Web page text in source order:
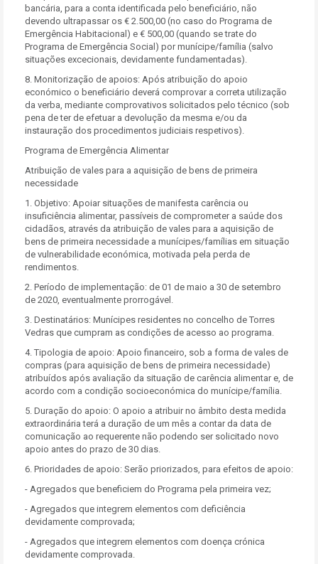
bancária, para a conta identificada pelo beneficiário, não
devendo ultrapassar os € 2.500,00 (no caso do Programa de
Emergência Habitacional) e € 500,00 (quando se trate do
Programa de Emergência Social) por munícipe/família (salvo
situações excecionais, devidamente fundamentadas).
8. Monitorização de apoios: Após atribuição do apoio
económico o beneficiário deverá comprovar a correta utilização
da verba, mediante comprovativos solicitados pelo técnico (sob
pena de ter de efetuar a devolução da mesma e/ou da
instauração dos procedimentos judiciais respetivos).
Programa de Emergência Alimentar
Atribuição de vales para a aquisição de bens de primeira
necessidade
1. Objetivo: Apoiar situações de manifesta carência ou
insuficiência alimentar, passíveis de comprometer a saúde dos
cidadãos, através da atribuição de vales para a aquisição de
bens de primeira necessidade a munícipes/famílias em situação
de vulnerabilidade económica, motivada pela perda de
rendimentos.
2. Período de implementação: de 01 de maio a 30 de setembro
de 2020, eventualmente prorrogável.
3. Destinatários: Munícipes residentes no concelho de Torres
Vedras que cumpram as condições de acesso ao programa.
4. Tipologia de apoio: Apoio financeiro, sob a forma de vales de
compras (para aquisição de bens de primeira necessidade)
atribuídos após avaliação da situação de carência alimentar e, de
acordo com a condição socioeconómica do munícipe/família.
5. Duração do apoio: O apoio a atribuir no âmbito desta medida
extraordinária terá a duração de um mês a contar da data de
comunicação ao requerente não podendo ser solicitado novo
apoio antes do prazo de 30 dias.
6. Prioridades de apoio: Serão priorizados, para efeitos de apoio:
- Agregados que beneficiem do Programa pela primeira vez;
- Agregados que integrem elementos com deficiência
devidamente comprovada;
- Agregados que integrem elementos com doença crónica
devidamente comprovada.